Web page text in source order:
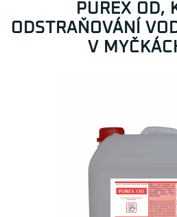
PUREX OD,
ODSTRAŇOVÁNÍ
V